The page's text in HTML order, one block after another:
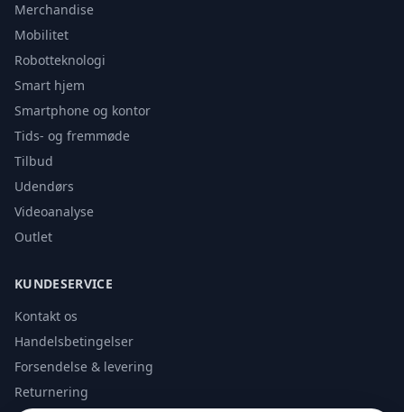
Merchandise
Mobilitet
Robotteknologi
Smart hjem
Smartphone og kontor
Tids- og fremmøde
Tilbud
Udendørs
Videoanalyse
Outlet
KUNDESERVICE
Kontakt os
Handelsbetingelser
Forsendelse & levering
Returnering